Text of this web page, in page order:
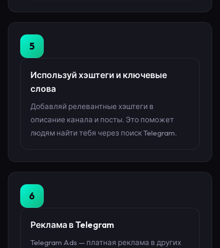
5
Используй хэштеги и ключевые
слова
Добавляй релевантные хэштеги в
описание канала и посты. Это поможет
людям найти тебя через поиск Telegram.
6
Реклама в Telegram
Telegram Ads — платная реклама в других